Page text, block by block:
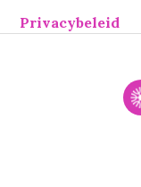
Privacybeleid